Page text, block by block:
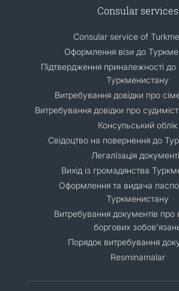
Consular services
Consular service of
Оформлення візи до
Підтвердження приналежності
Туркменистану
Витребування довідки про
Витребування довідки про
Консульський облік
Свідоцтво на повернення до
Легалізація
Вихід із громадянства
Оформлення та видача
Туркменистану
Витребування документів про
боргових
Порядок витребування
Resminamalar